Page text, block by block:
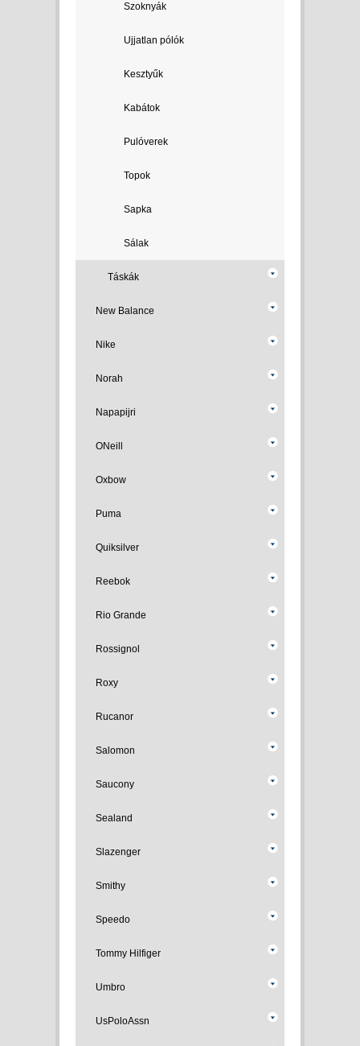
Szoknyák
Ujjatlan pólók
Kesztyűk
Kabátok
Pulóverek
Topok
Sapka
Sálak
Táskák
New Balance
Nike
Norah
Napapijri
ONeill
Oxbow
Puma
Quiksilver
Reebok
Rio Grande
Rossignol
Roxy
Rucanor
Salomon
Saucony
Sealand
Slazenger
Smithy
Speedo
Tommy Hilfiger
Umbro
UsPoloAssn